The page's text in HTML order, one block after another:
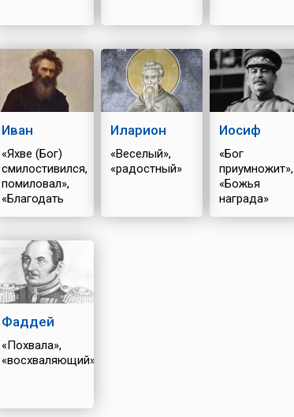
Иван
«Яхве (Бог)
смилостивился,
помиловал»,
«Благодать
Божия»
Иларион
«Веселый»,
«радостный»
Иосиф
«Бог
приумножит»,
«Божья
награда»
Фаддей
«Похвала»,
«восхваляющий»